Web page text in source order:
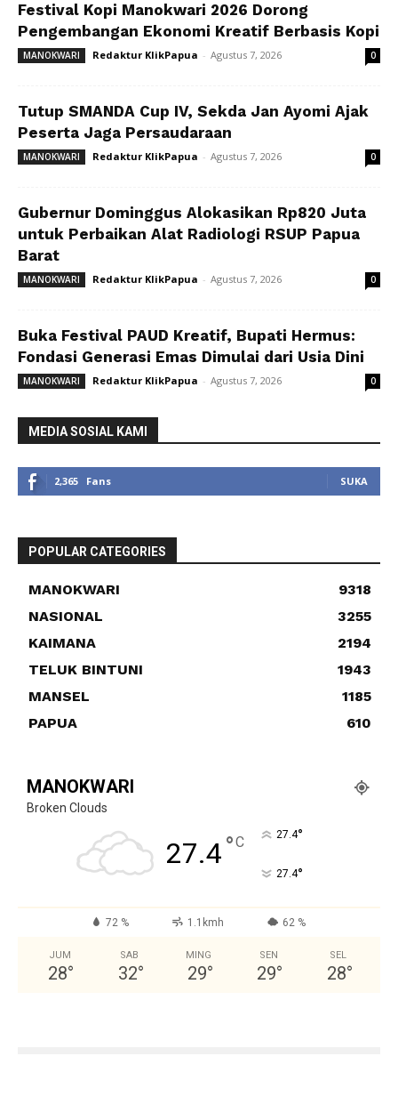
Festival Kopi Manokwari 2026 Dorong
Pengembangan Ekonomi Kreatif Berbasis Kopi
MANOKWARI Redaktur KlikPapua - Agustus 7, 2026 0
Tutup SMANDA Cup IV, Sekda Jan Ayomi Ajak
Peserta Jaga Persaudaraan
MANOKWARI Redaktur KlikPapua - Agustus 7, 2026 0
Gubernur Dominggus Alokasikan Rp820 Juta
untuk Perbaikan Alat Radiologi RSUP Papua
Barat
MANOKWARI Redaktur KlikPapua - Agustus 7, 2026 0
Buka Festival PAUD Kreatif, Bupati Hermus:
Fondasi Generasi Emas Dimulai dari Usia Dini
MANOKWARI Redaktur KlikPapua - Agustus 7, 2026 0
MEDIA SOSIAL KAMI
2,365 Fans SUKA
POPULAR CATEGORIES
MANOKWARI
9318
NASIONAL
3255
KAIMANA
2194
TELUK BINTUNI
1943
MANSEL
1185
PAPUA
610
MANOKWARI
Broken Clouds
27.4°C 27.4°
27.4°
72 % 1.1kmh 62 %
JUM
28°
SAB
32°
MING
29°
SEN
29°
SEL
28°